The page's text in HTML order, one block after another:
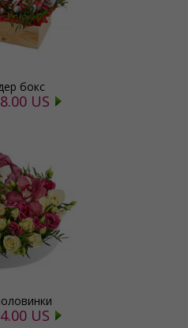
бокс
US
US